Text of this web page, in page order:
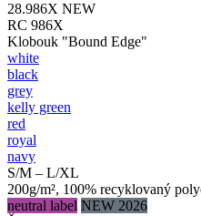
28.986X NEW
RC 986X
Klobouk "Bound Edge"
white
black
grey
kelly green
red
royal
navy
S/M – L/XL
200g/m², 100% recyklovaný
neutral label NEW 2026